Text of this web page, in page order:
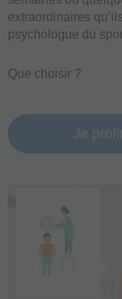
extraordinaires
psychologue du
Que choisir ?
Je